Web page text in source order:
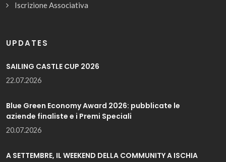
Iscrizione Associativa
UPDATES
SAILING CASTLE CUP 2026
22.07.2026
Blue Green Economy Award 2026: pubblicate le
aziende finaliste e i Premi Speciali
20.07.2026
A SETTEMBRE, IL WEEKEND DELLA COMMUNITY A ISCHIA